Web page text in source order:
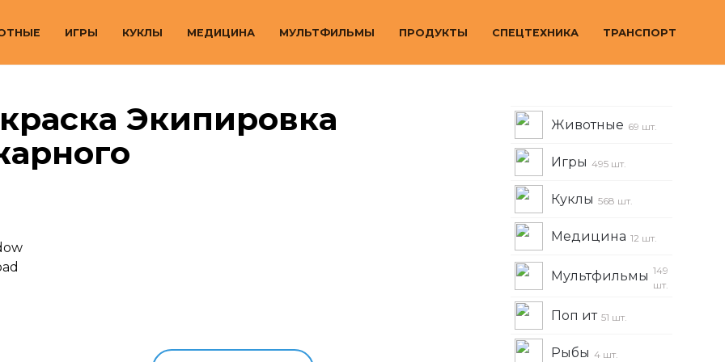
ИГРЫ КУКЛЫ МЕДИЦИНА МУЛЬТФИЛЬМЫ ПРОДУКТЫ СПЕЦТЕХНИКА ТРАНСПОРТ
Экипировка
Животные 69 шт.
Игры 495 шт.
Куклы 568 шт.
Медицина 12 шт.
Мультфильмы 149
шт.
Поп ит 51 шт.
Рыбы 4 шт.